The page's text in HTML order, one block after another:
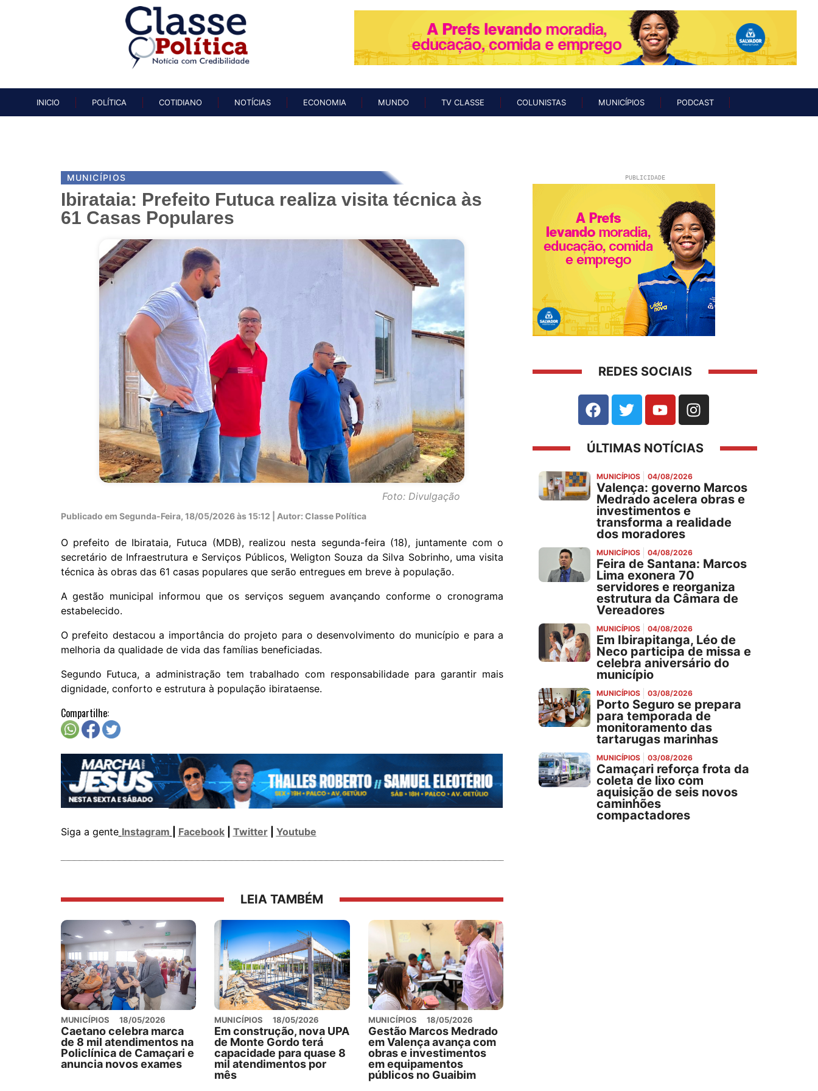
INICIO
POLÍTICA COTIDIANO NOTÍCIAS ECONOMIA MUNDO TV CLASSE COLUNISTAS MUNICÍPIOS PODCAST
MUNICÍPIOS
Ibirataia: Prefeito Futuca realiza visita técnica às
61 Casas Populares
Foto: Divulgação
Publicado em Segunda-Feira, 18/05/2026 às 15:12 | Autor: Classe Política
O prefeito de Ibirataia, Futuca (MDB), realizou nesta segunda-feira (18), juntamente com o
secretário de Infraestrutura e Serviços Públicos, Weligton Souza da Silva Sobrinho, uma visita
técnica às obras das 61 casas populares que serão entregues em breve à população.
A gestão municipal informou que os serviços seguem avançando conforme o cronograma
estabelecido.
O prefeito destacou a importância do projeto para o desenvolvimento do município e para a
melhoria da qualidade de vida das famílias beneficiadas.
Segundo Futuca, a administração tem trabalhado com responsabilidade para garantir mais
dignidade, conforto e estrutura à população ibirataense.
Compartilhe:
Siga a gente Instagram Facebook| Twitter| Youtube
LEIA TAMBÉM
MUNICÍPIOS 18/05/2026
Caetano celebra marca
de 8 mil atendimentos na
Policlínica de Camaçari e
anuncia novos exames
MUNICÍPIOS 18/05/2026
Em construção, nova UPA
de Monte Gordo terá
capacidade para quase 8
mil atendimentos por
mês
MUNICÍPIOS 18/05/2026
Gestão Marcos Medrado
em Valença avança com
obras e investimentos
em equipamentos
públicos no Guaibim
PUBLICIDADE
REDES SOCIAIS
ÚLTIMAS NOTÍCIAS
MUNICÍPIOS 04/08/2026
Valença: governo Marcos
Medrado acelera obras e
investimentos e
transforma a realidade
dos moradores
MUNICÍPIOS 04/08/2026
Feira de Santana: Marcos
Lima exonera 70
servidores e reorganiza
estrutura da Câmara de
Vereadores
MUNICÍPIOS 04/08/2026
Em Ibirapitanga, Léo de
Neco participa de missa e
celebra aniversário do
município
MUNICÍPIOS 03/08/2026
Porto Seguro se prepara
para temporada de
monitoramento das
tartarugas marinhas
MUNICÍPIOS 03/08/2026
Camaçari reforça frota da
coleta de lixo com
aquisição de seis novos
caminhões
compactadores